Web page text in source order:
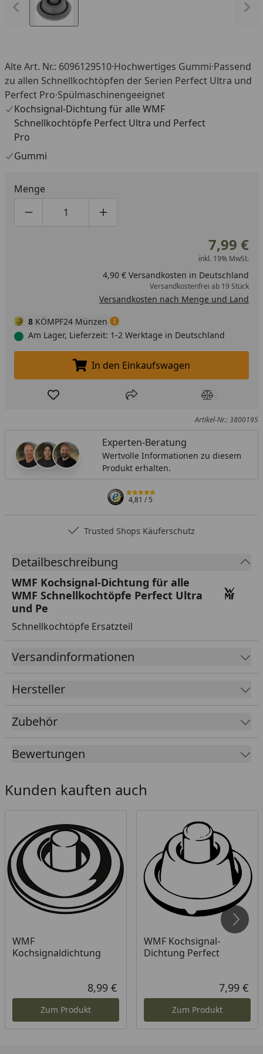
Vorheriges Bild anzeigen
Alte Art. Nr.: 6096129510·Hochwertiges Gummi·Passend
zu allen Schnellkochtöpfen der Serien Perfect Ultra und
Perfect Pro·Spülmaschinengeeignet
Kochsignal-Dichtung für alle WMF
Schnellkochtöpfe Perfect Ultra und Perfect
Pro
Gummi
Menge
Produktmenge um eins verringern
Produktmenge manuell eingeben
Produktmenge um eins erhöhen
7,99 €
inkl. 19% MwSt.
4,90 € Versandkosten in Deutschland
Versandkostenfrei ab 19 Stück
Versandkosten nach Menge und Land
8 KÖMPF24 Münzen
Am Lager, Lieferzeit: 1-2 Werktage in Deutschland
In den Einkaufswagen legen
In den Einkaufswagen
Produkt zur Wunschliste hinzufügen
Teilen Produkt
Artikel-Nr.: 3800195
Experten-Beratung
Wertvolle Informationen zu diesem
Produkt erhalten.
4,81/ 5
Trusted Shops Käuferschutz
Detailbeschreibung
WMF Kochsignal-Dichtung für alle
WMF Schnellkochtöpfe Perfect Ultra
und Pe
Schnellkochtöpfe Ersatzteil
Versandinformationen
Hersteller
Zubehör
Bewertungen
Kunden kauften auch
WMF
Kochsignaldichtung
Aktueller Preis
8,99 €
Zum Produkt
WMF Kochsignal-
Dichtung Perfect
7,99 €
Zum Produkt